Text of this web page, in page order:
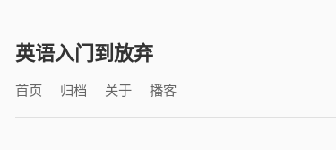
英语入门到放弃
首页 归档 关于 播客